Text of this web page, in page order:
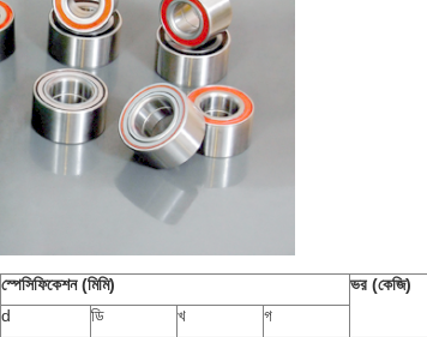
স্পেসিফিকেশন (মিমি) ভর (কেজি)
d
ডি খ
গ